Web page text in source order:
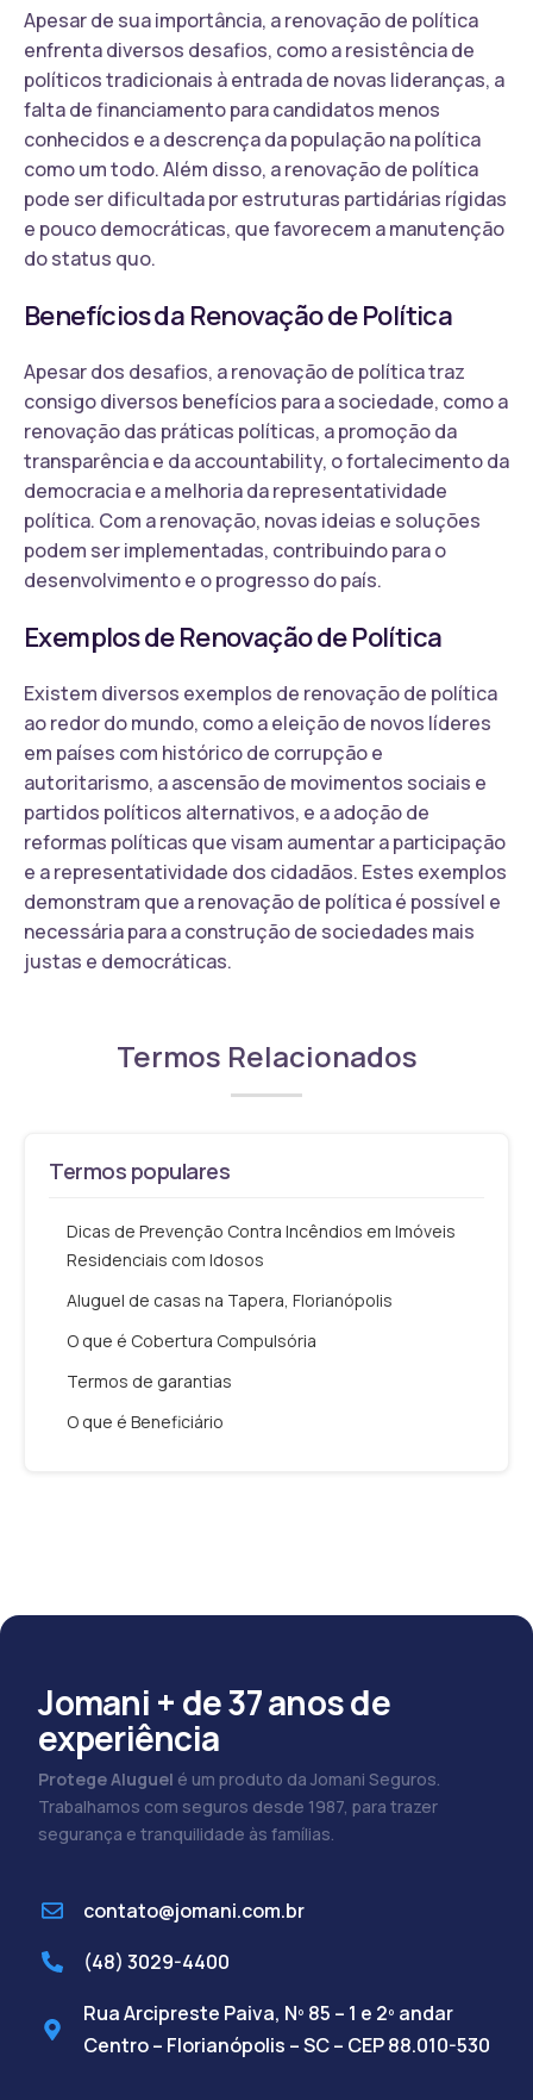
Apesar de sua importância, a renovação de política
enfrenta diversos desafios, como a resistência de
políticos tradicionais à entrada de novas lideranças, a
falta de financiamento para candidatos menos
conhecidos e a descrença da população na política
como um todo. Além disso, a renovação de política
pode ser dificultada por estruturas partidárias rígidas
e pouco democráticas, que favorecem a manutenção
do status quo.
Benefícios da Renovação de Política
Apesar dos desafios, a renovação de política traz
consigo diversos benefícios para a sociedade, como a
renovação das práticas políticas, a promoção da
transparência e da accountability, o fortalecimento da
democracia e a melhoria da representatividade
política. Com a renovação, novas ideias e soluções
podem ser implementadas, contribuindo para o
desenvolvimento e o progresso do país.
Exemplos de Renovação de Política
Existem diversos exemplos de renovação de política
ao redor do mundo, como a eleição de novos líderes
em países com histórico de corrupção e
autoritarismo, a ascensão de movimentos sociais e
partidos políticos alternativos, e a adoção de
reformas políticas que visam aumentar a participação
e a representatividade dos cidadãos. Estes exemplos
demonstram que a renovação de política é possível e
necessária para a construção de sociedades mais
justas e democráticas.
Termos Relacionados
Termos populares
Dicas de Prevenção Contra Incêndios em Imóveis
Residenciais com Idosos
Aluguel de casas na Tapera, Florianópolis
O que é Cobertura Compulsória
Termos de garantias
O que é Beneficiário
Jomani + de 37 anos de
experiência
Protege Aluguel é um produto da Jomani Seguros.
Trabalhamos com seguros desde 1987, para trazer
segurança e tranquilidade às famílias.
contato@jomani.com.br
(48) 3029-4400
Rua Arcipreste Paiva, Nº 85 – 1 e 2º andar
Centro – Florianópolis – SC – CEP 88.010-530